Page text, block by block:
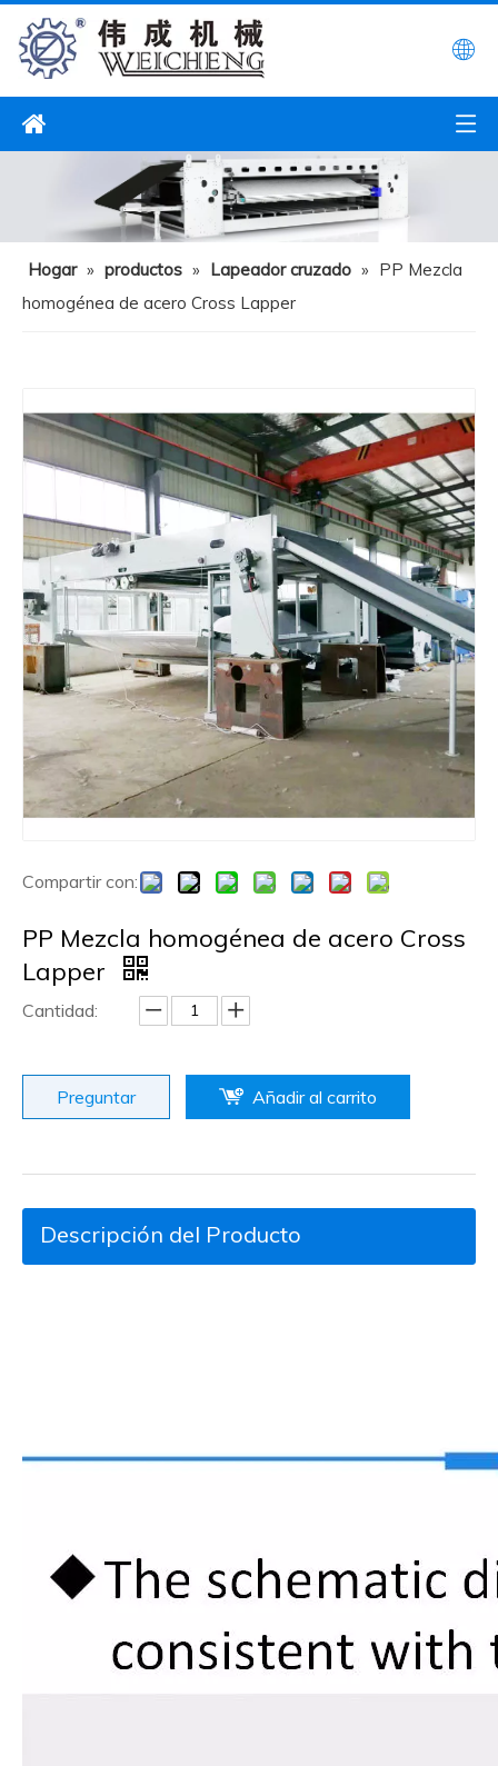
Hogar » productos » Lapeador cruzado » PP Mezcla
homogénea de acero Cross Lapper
Compartir con:
PP Mezcla homogénea de acero Cross
Lapper
Cantidad:
Preguntar Añadir al carrito
Descripción del Producto